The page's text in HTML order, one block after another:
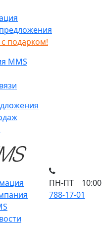
подарком!
MMS
ПН-ПТ 10:00
788-17-01